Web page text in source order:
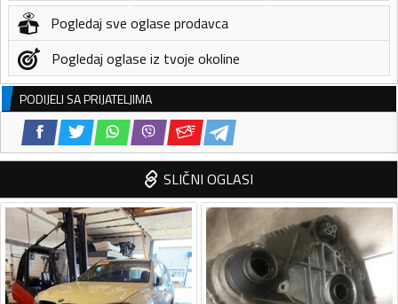
Pogledaj sve oglase prodavca
Pogledaj oglase iz tvoje okoline
PODIJELI SA PRIJATELJIMA
SLIČNI OGLASI